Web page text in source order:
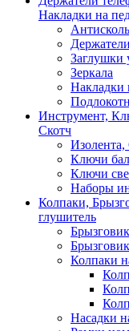
Накладки на
Заглушки
Зеркала
Накладки
Инструмент,
Скотч
Ключи
Ключи
Наборы
Колпаки,
глушитель
Колпаки
Насадки